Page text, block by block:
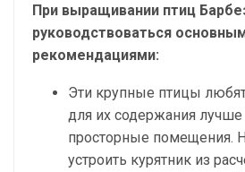
При выращивании птиц
руководствоваться
рекомендациями:
Эти крупные птицы
для их содержания лучше
просторные помещения.
устроить курятник из